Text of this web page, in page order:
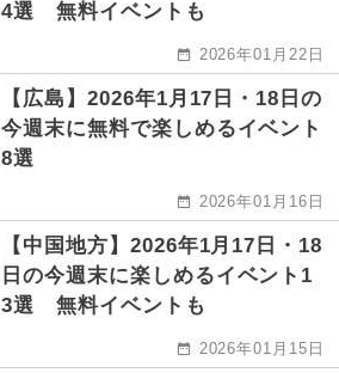
4選 無料イベントも
2026年01月22日
【広島】2026年1月17日・18日の
今週末に無料で楽しめるイベント
8選
2026年01月16日
【中国地方】2026年1月17日・18
日の今週末に楽しめるイベント1
3選 無料イベントも
2026年01月15日